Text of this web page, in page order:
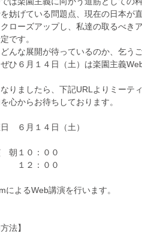
妨げている問題点、現在の日本が
ローズアップし、私達の取るべき
です。
んな展開が待っているのか、乞うご
ひ６月１４日（土）は楽園主義
りましたら、下記URLよりミーテ
心からお待ちしております。
６月１４日（土）
１０：００
１２：００
よるWeb講演を行います。
法】